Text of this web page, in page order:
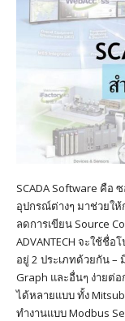
SCADA Software คือ
อุปกรณ์ต่างๆ มาช่วยให้
ลดการเขียน Source
ADVANTECH จะใช้ชื่
อยู่ 2 ประเภทด้วยกัน –
Graph และอื่นๆ ง่ายต่
ได้หลายแบบ ทั้ง
ทำงานแบบ Modbus